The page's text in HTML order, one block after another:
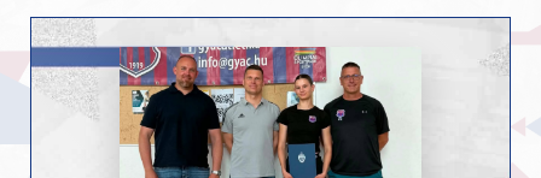
A hivatalos éremtáblázaton az előkelő 2. helyen
végeztünk, összesen 7 éremmel: 3 arany-, 2 ezüst- és 2
bronzéremmel.
Magyar bajnokaink:
Fekete Sára – 1500 m és 3000 m